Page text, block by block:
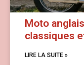
Moto
classiques
LIRE LA SUITE »